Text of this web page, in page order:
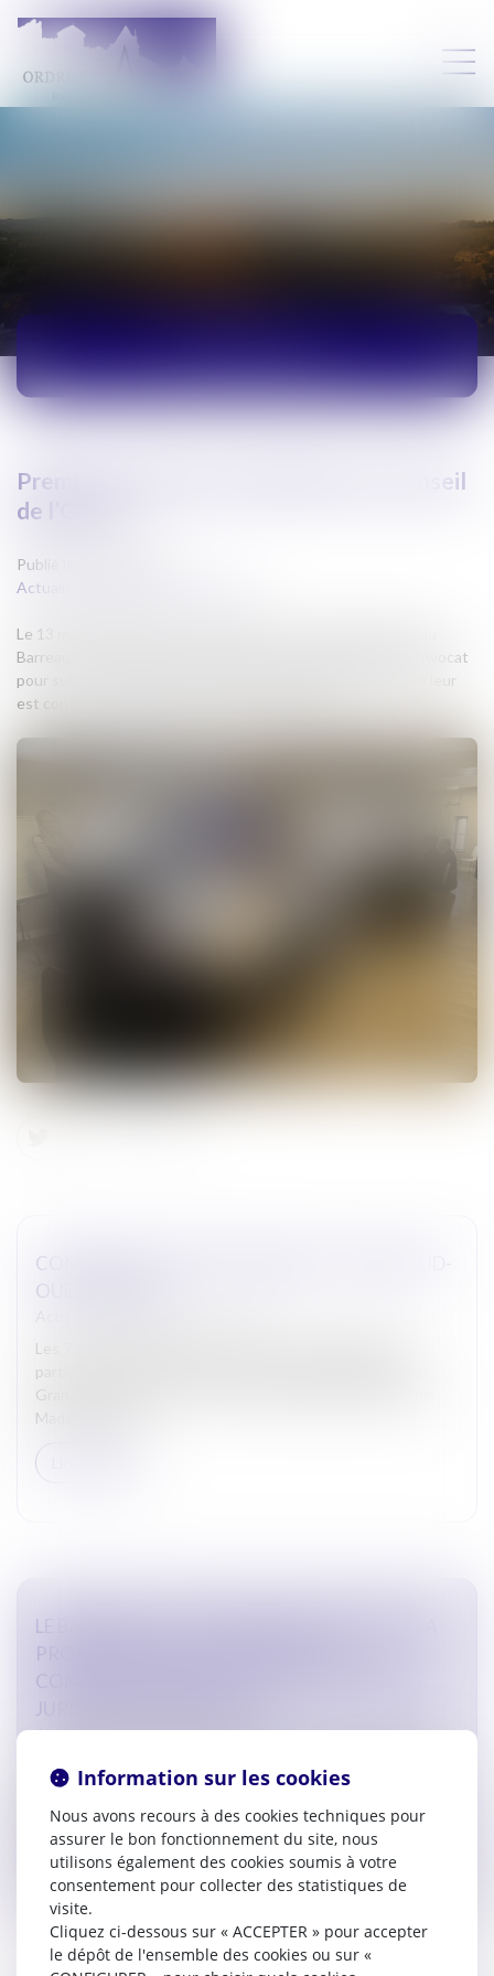
Premier séminaire des Membres du Conseil
de l’Ordre
Publié le :
Actualites barreau de Carcassonne
Le 13 mars 2024, plusieurs Membres du Conseil de l’Ordre du
Barreau de Carcassonne se sont retrouvés à la Maison de l’Avocat
pour suivre ensemble, en distanciel, le premier séminaire qui leur
est consacré par la Conférence des Bâtonniers.
CONFÉRENCE DES BÂTONNIERS DU GRAND SUD-
OUEST À AGEN
Les 7 et 8 juin 2024, le Bâtonnier de CARCASSONNE a
participé à la réunion de la Conférence des Bâtonniers du
Grand Sud-Ouest qui s’est tenue à AGEN en présence de
Madame le Bât...
LE BARREAU DE CARCASSONNE S’OPPOSE À LA
PROPOSITION DE LOI RELATIVE À LA
CONFIDENTIALITÉ DES CONSULTATIONS DES
JURISTES D’ENTREPRISES
Actualites barreau de Carcassonne
Le barreau de Carcassonne s’oppose à la proposition de loi
relative à la confidentialité des consultations juridiques des
juristes d’entreprises qui sera débattue le mardi 30 av...
Lire la suite
Information sur les cookies
Nous avons recours à des cookies techniques pour
assurer le bon fonctionnement du site, nous
utilisons également des cookies soumis à votre
consentement pour collecter des statistiques de
visite.
Cliquez ci-dessous sur « ACCEPTER » pour accepter
le dépôt de l'ensemble des cookies ou sur «